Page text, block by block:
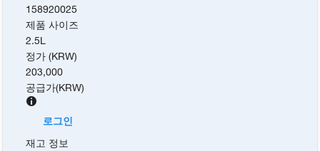
158920025
제품 사이즈
2.5L
정가 (KRW)
203,000
공급가(KRW)
로그인
재고 정보